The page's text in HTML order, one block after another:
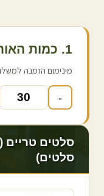
1. כמות האורחים שלכם
מינימום הזמנה
-
סלטים
סלטים)